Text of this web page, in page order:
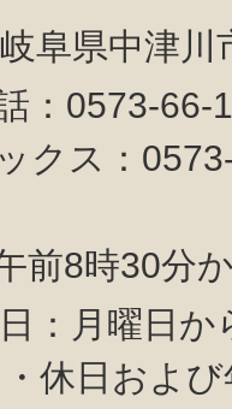
阜県中津
：0573-
クス：
前8時30分
：月曜日か
休日およ